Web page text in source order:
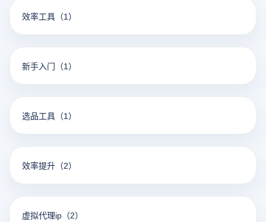
效率工具 （1）
新手入门 （1）
选品工具 （1）
效率提升 （2）
虚拟代理ip （2）